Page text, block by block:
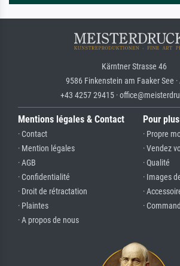
Kärntner Strasse 46
9586 Finkenstein am Faaker See ·
+43 4257 29415 ·
Mentions légales & Contact
· Contact
· Mention légales
· AGB
· Confidentialité
· Droit de rétractation
· Plaintes
· A propos de nous
Pour
· Propre
· Vendez
· Qualité
· Images
·
·